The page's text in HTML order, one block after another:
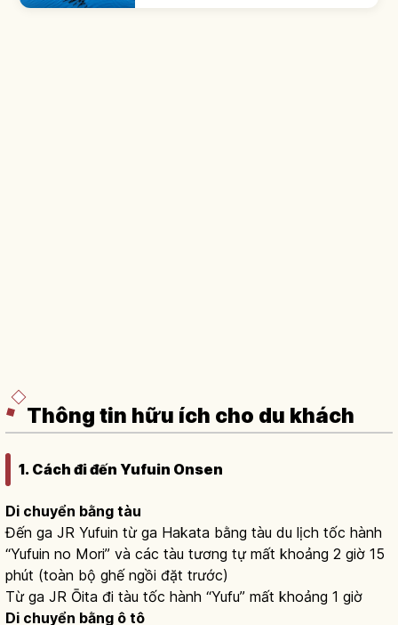
Thông tin hữu ích cho du khách
1. Cách đi đến Yufuin Onsen
Di chuyển bằng tàu
Đến ga JR Yufuin từ ga Hakata bằng tàu du lịch tốc hành
“Yufuin no Mori” và các tàu tương tự mất khoảng 2 giờ 15
phút (toàn bộ ghế ngồi đặt trước)
Từ ga JR Ōita đi tàu tốc hành “Yufu” mất khoảng 1 giờ
Di chuyển bằng ô tô